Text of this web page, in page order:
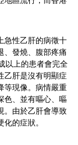
急性乙肝的病徵十
、發燒、腹部疼痛
以上的患者會完全
乙肝是沒有明顯症
等現像。病情嚴重
色、並有嘔心、嘔
。由於乙肝會導致
的症狀。